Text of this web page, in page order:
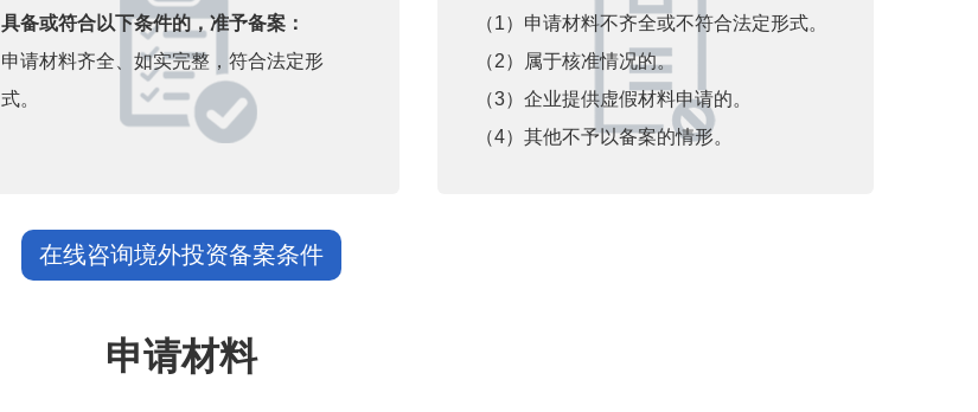
具备或符合以下条件的，准予备案：
申请材料齐全、如实完整，符合法定形
式。
（1）申请材料不齐全或不符合法定形式。
（2）属于核准情况的。
（3）企业提供虚假材料申请的。
（4）其他不予以备案的情形。
在线咨询境外投资备案条件
申请材料